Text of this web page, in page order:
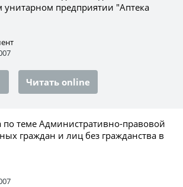
предприятии "Аптека
Читать online
по теме Административно-правовой
граждан и лиц без гражданства в